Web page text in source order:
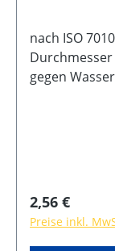
nach ISO
gegen
Regulärer
2,56 €
Preise inkl.